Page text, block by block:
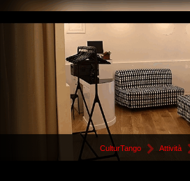
CulturTango Attività